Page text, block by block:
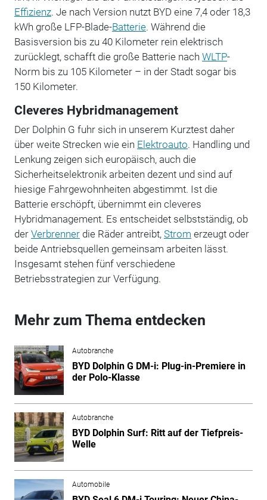
Effizienz. Je nach Version nutzt BYD eine 7,4 oder 18,3
kWh große LFP-Blade-Batterie. Während die
Basisversion bis zu 40 Kilometer rein elektrisch
zurücklegt, schafft die große Batterie nach WLTP-
Norm bis zu 105 Kilometer – in der Stadt sogar bis
150 Kilometer.
Cleveres Hybridmanagement
Der Dolphin G fuhr sich in unserem Kurztest daher
über weite Strecken wie ein Elektroauto. Handling und
Lenkung zeigen sich europäisch, auch die
Sicherheitselektronik arbeiten dezent und sind auf
hiesige Fahrgewohnheiten abgestimmt. Ist die
Batterie erschöpft, übernimmt ein cleveres
Hybridmanagement. Es entscheidet selbstständig, ob
der Verbrennerdie Räder antreibt, Strom erzeugt oder
beide Antriebsquellen gemeinsam arbeiten lässt.
Insgesamt stehen fünf verschiedene
Betriebsstrategien zur Verfügung.
Mehr zum Thema entdecken
Autobranche
BYD Dolphin G DM-i: Plug-in-Premiere in
der Polo-Klasse
Autobranche
BYD Dolphin Surf: Ritt auf der Tiefpreis-
Welle
Automobile